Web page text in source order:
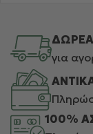
για
100%